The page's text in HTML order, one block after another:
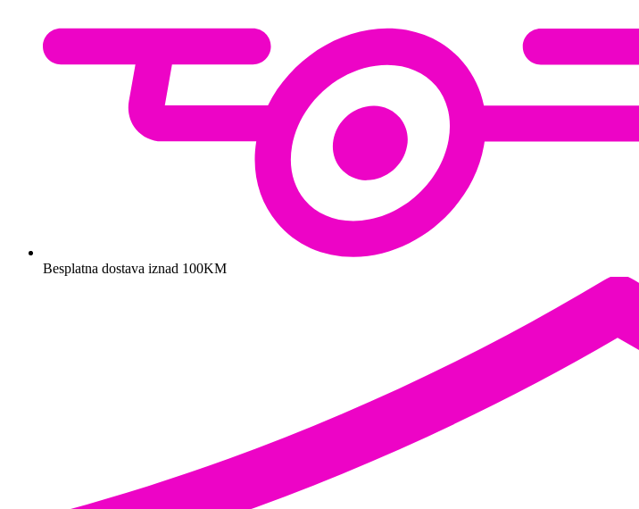
Besplatna dostava iznad 100KM